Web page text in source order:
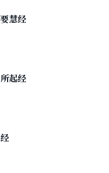
慧经
起经